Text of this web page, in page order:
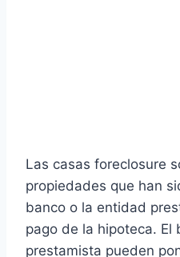
Las casas foreclosure
propiedades que han
banco o la entidad
pago de la hipoteca. El
prestamista pueden